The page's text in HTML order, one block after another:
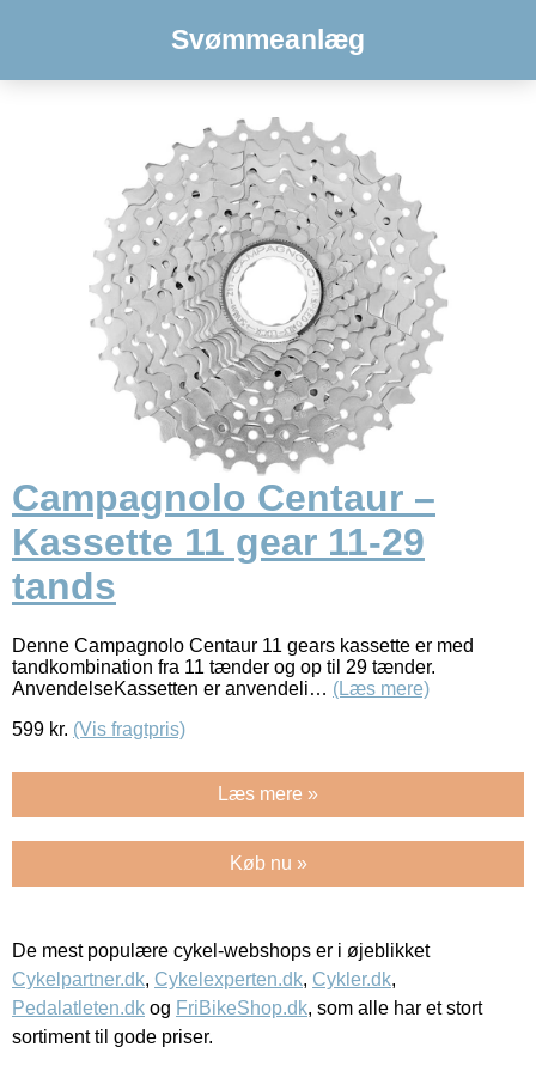
Svømmeanlæg
Campagnolo Centaur –
Kassette 11 gear 11-29
tands
Denne Campagnolo Centaur 11 gears kassette er med
tandkombination fra 11 tænder og op til 29 tænder.
AnvendelseKassetten er anvendeli… (Læs mere)
599 kr. (Vis fragtpris)
Læs mere »
Køb nu »
De mest populære cykel-webshops er i øjeblikket
Cykelpartner.dk, Cykelexperten.dk, Cykler.dk,
Pedalatleten.dk og FriBikeShop.dk, som alle har et stort
sortiment til gode priser.